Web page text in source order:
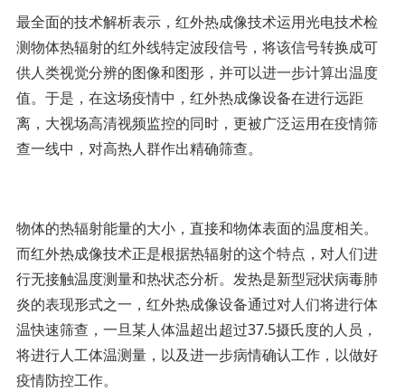
最全面的技术解析表示，红外热成像技术运用光电技术检
测物体热辐射的红外线特定波段信号，将该信号转换成可
供人类视觉分辨的图像和图形，并可以进一步计算出温度
值。于是，在这场疫情中，红外热成像设备在进行远距
离，大视场高清视频监控的同时，更被广泛运用在疫情筛
查一线中，对高热人群作出精确筛查。
物体的热辐射能量的大小，直接和物体表面的温度相关。
而红外热成像技术正是根据热辐射的这个特点，对人们进
行无接触温度测量和热状态分析。发热是新型冠状病毒肺
炎的表现形式之一，红外热成像设备通过对人们将进行体
温快速筛查，一旦某人体温超出超过37.5摄氏度的人员，
将进行人工体温测量，以及进一步病情确认工作，以做好
疫情防控工作。